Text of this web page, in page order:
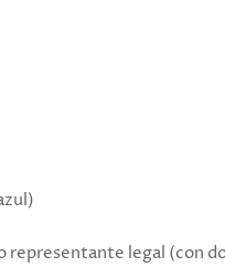
representante legal (con